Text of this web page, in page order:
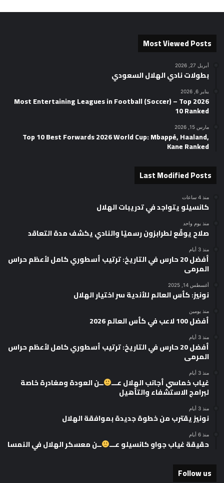
Most Viewed Posts
أبريل 27, 2026
بطولات نادي الهلال السعودي
يناير 6, 2026
2026 Most Entertaining Leagues in Football (Soccer) – Top
10 Ranked
مارس 15, 2026
Top 10 Best Forwards 2026 World Cup: Mbappé, Haaland,
Kane Ranked
Last Modified Posts
منذ 4 ساعات
كانسيلو يتواجد في تدريبات الهلال
منذ يوم واحد
صلاح يوقّع لطرابزون رسميًا والنادي يكشف مدة التعاقد
منذ 3 أيام
أفضل 20 حارس في التاريخ: ترتيب أسطوري كامل لأعظم حراس
المرمى
أغسطس 14, 2025
نونيز: كأس العالم للأندية سر اختيار الهلال
منذ يومين
أفضل 100 لاعب في كأس العالم 2026
منذ 3 أيام
أفضل 20 حارس في التاريخ: ترتيب أسطوري كامل لأعظم حراس
المرمى
منذ 3 أيام
غياب خماسي أجانب الهلال عـــ ــن العودة ومغادرة خاصة
لبرامج الاستشفاء والتأهيل
منذ 3 أيام
نونيز يقترب من خطوة جديدة بموافقة الهلال
منذ 6 أيام
حقيقة غياب جواو كانسيلو عـــ ــن معسكر الهلال في النمسا
Follow us